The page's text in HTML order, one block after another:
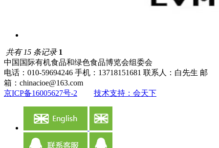
共有 15 条记录 1
中国国际有机食品和绿色食品博览会组委会
电话：010-59694246 手机：13718151681 联系人：白先生 邮
箱：chinacioe@163.com
京ICP备16005627号-2
技术支持：会天下